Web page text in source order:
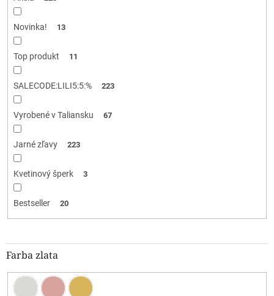
Novinka! 13
Top produkt 11
SALECODE:LILI5:5:% 223
Vyrobené v Taliansku 67
Jarné zľavy 223
Kvetinový šperk 3
Bestseller 20
Farba zlata